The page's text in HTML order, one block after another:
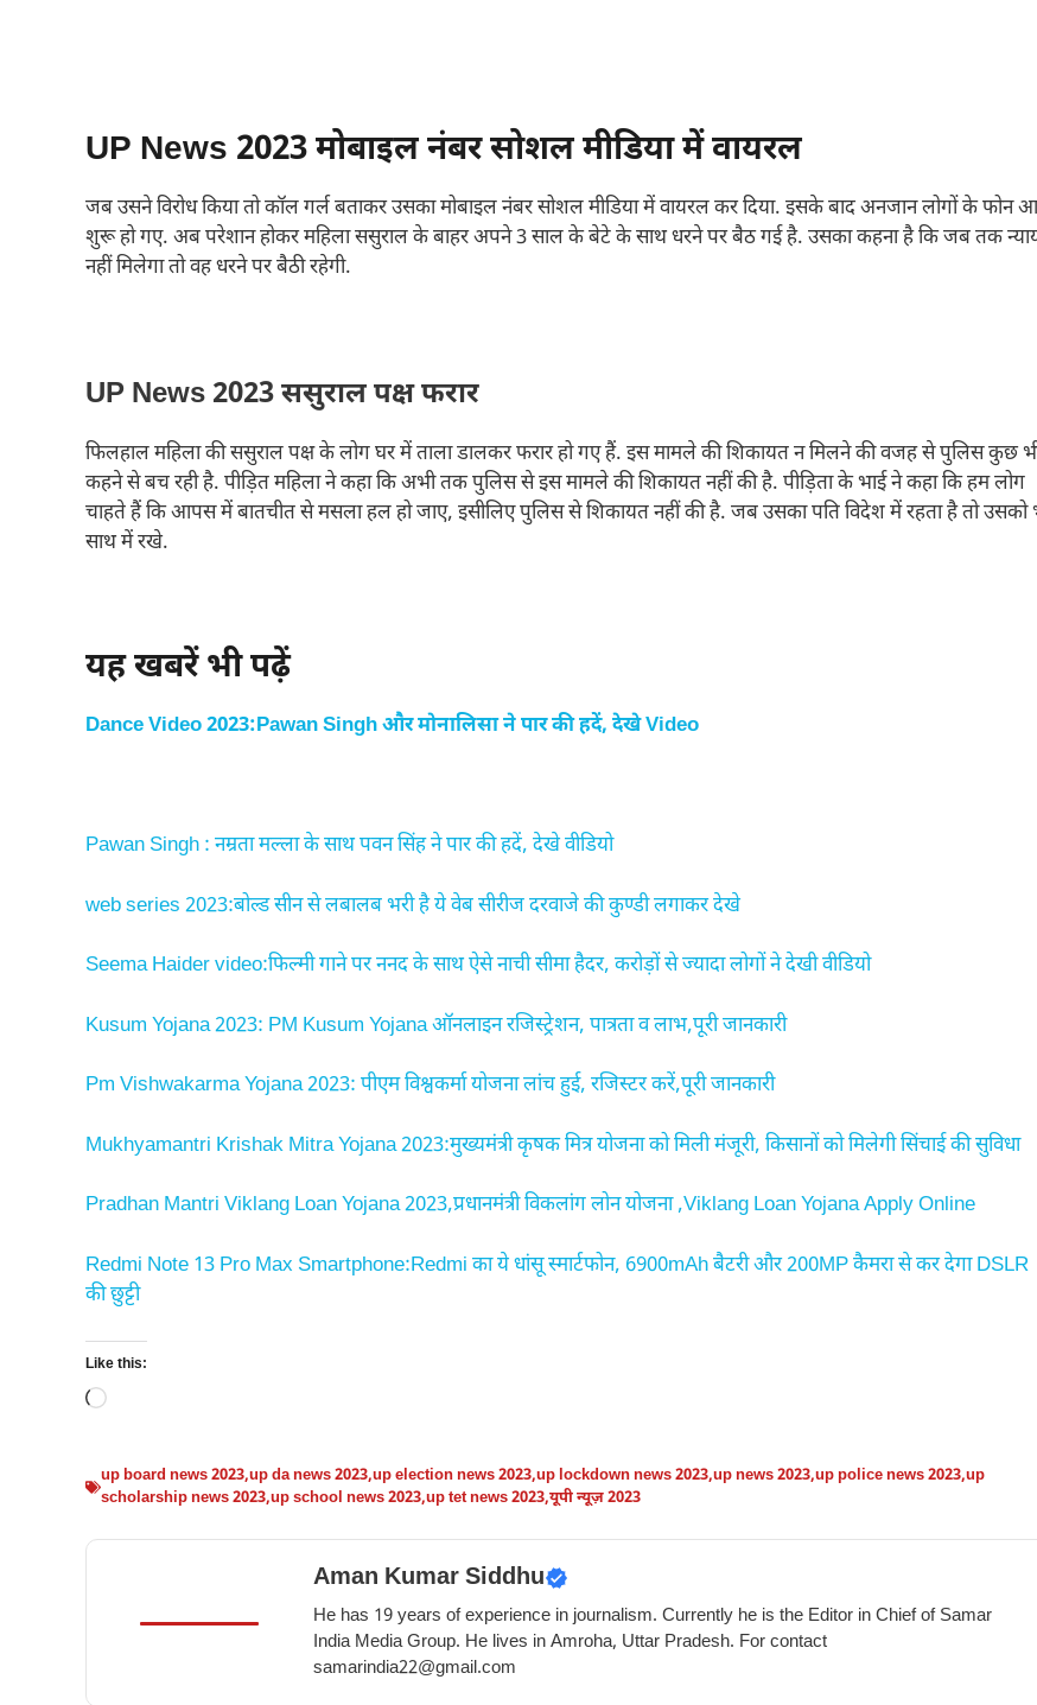
UP News 2023 मोबाइल नंबर सोशल मीडिया में वायरल
जब उसने विरोध किया तो कॉल गर्ल बताकर उसका मोबाइल नंबर सोशल मीडिया में वायरल कर दिया. इसके बाद अनजान लोगों के फोन
शुरू हो गए. अब परेशान होकर महिला ससुराल के बाहर अपने 3 साल के बेटे के साथ धरने पर बैठ गई है. उसका कहना है कि जब तक
नहीं मिलेगा तो वह धरने पर बैठी रहेगी.
UP News 2023 ससुराल पक्ष फरार
फिलहाल महिला की ससुराल पक्ष के लोग घर में ताला डालकर फरार हो गए हैं. इस मामले की शिकायत न मिलने की वजह से पुलिस कुछ
कहने से बच रही है. पीड़ित महिला ने कहा कि अभी तक पुलिस से इस मामले की शिकायत नहीं की है. पीड़िता के भाई ने कहा कि हम लोग
चाहते हैं कि आपस में बातचीत से मसला हल हो जाए, इसीलिए पुलिस से शिकायत नहीं की है. जब उसका पति विदेश में रहता है तो उसको
साथ में रखे.
यह खबरें भी पढ़ें
Dance Video 2023:Pawan Singh और मोनालिसा ने पार की हदें, देखे Video
Pawan Singh : नम्रता मल्ला के साथ पवन सिंह ने पार की हदें, देखे वीडियो
web series 2023:बोल्ड सीन से लबालब भरी है ये वेब सीरीज दरवाजे की कुण्डी लगाकर देखे
Seema Haider video:फिल्मी गाने पर ननद के साथ ऐसे नाची सीमा हैदर, करोड़ों से ज्यादा लोगों ने देखी वीडियो
Kusum Yojana 2023: PM Kusum Yojana ऑनलाइन रजिस्ट्रेशन, पात्रता व लाभ,पूरी जानकारी
Pm Vishwakarma Yojana 2023: पीएम विश्वकर्मा योजना लांच हुई, रजिस्टर करें,पूरी जानकारी
Mukhyamantri Krishak Mitra Yojana 2023:मुख्यमंत्री कृषक मित्र योजना को मिली मंजूरी, किसानों को मिलेगी सिंचाई की सुविधा
Pradhan Mantri Viklang Loan Yojana 2023,प्रधानमंत्री विकलांग लोन योजना ,Viklang Loan Yojana Apply Online
Redmi Note 13 Pro Max Smartphone:Redmi का ये धांसू स्मार्टफोन, 6900mAh बैटरी और 200MP कैमरा से कर देगा DSLR
की छुट्टी
Like this:
Loading…
up board news 2023,up da news 2023,up election news 2023,up lockdown news 2023,up news 2023,up police news 2023,up
scholarship news 2023,up school news 2023,up tet news 2023,यूपी न्यूज़ 2023
Aman Kumar Siddhu
He has 19 years of experience in journalism. Currently he is the Editor in Chief of Samar
India Media Group. He lives in Amroha, Uttar Pradesh. For contact
samarindia22@gmail.com